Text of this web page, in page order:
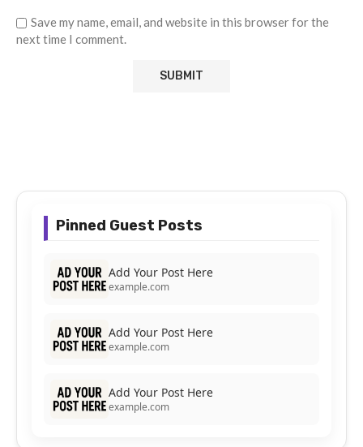
Save my name, email, and website in this browser for the
next time I comment.
Pinned Guest Posts
Add Your Post Here
example.com
Add Your Post Here
example.com
Add Your Post Here
example.com